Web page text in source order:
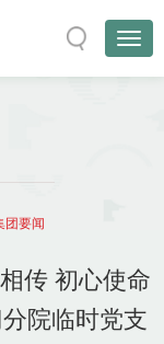
团要闻
传 初心使命
院临时党支